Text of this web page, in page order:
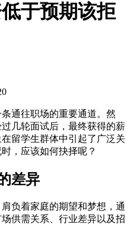
于预期该拒
通往职场的重要通道。然
几轮面试后，最终获得的薪
留学生群体中引起了广泛关
，应该如何抉择呢？
差异
负着家庭的期望和梦想，通
供需关系、行业差异以及招